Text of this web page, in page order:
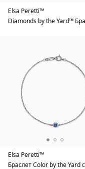
Elsa Peretti™
Diamonds by the Yard™
Elsa Peretti™
Браслет Color by the Yard с